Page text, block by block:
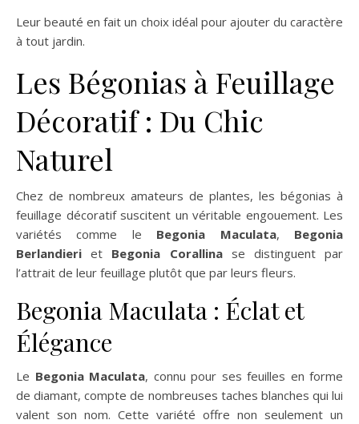
Leur beauté en fait un choix idéal pour ajouter du caractère
à tout jardin.
Les Bégonias à Feuillage
Décoratif : Du Chic
Naturel
Chez de nombreux amateurs de plantes, les bégonias à
feuillage décoratif suscitent un véritable engouement. Les
variétés comme le Begonia Maculata, Begonia
Berlandieri et Begonia Corallinase distinguent par
l’attrait de leur feuillage plutôt que par leurs fleurs.
Begonia Maculata : Éclat et
Élégance
Le Begonia Maculata, connu pour ses feuilles en forme
de diamant, compte de nombreuses taches blanches qui lui
valent son nom. Cette variété offre non seulement un